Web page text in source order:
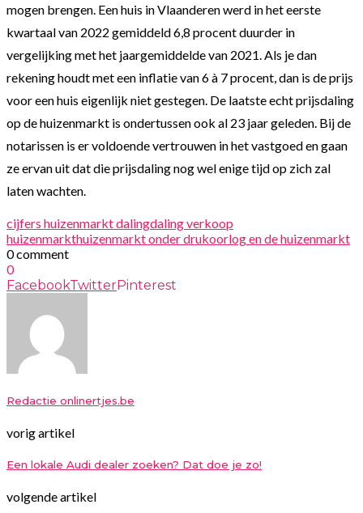
mogen brengen. Een huis in Vlaanderen werd in het eerste
kwartaal van 2022 gemiddeld 6,8 procent duurder in
vergelijking met het jaargemiddelde van 2021. Als je dan
rekening houdt met een inflatie van 6 à 7 procent, dan is de prijs
voor een huis eigenlijk niet gestegen. De laatste echt prijsdaling
op de huizenmarkt is ondertussen ook al 23 jaar geleden. Bij de
notarissen is er voldoende vertrouwen in het vastgoed en gaan
ze ervan uit dat die prijsdaling nog wel enige tijd op zich zal
laten wachten.
cijfers huizenmarkt dalingdaling verkoop
huizenmarkthuizenmarkt onder drukoorlog en de huizenmarkt
0 comment
0
FacebookTwitterPinterest
Redactie onlinertjes.be
vorig artikel
Een lokale Audi dealer zoeken? Dat doe je zo!
volgende artikel